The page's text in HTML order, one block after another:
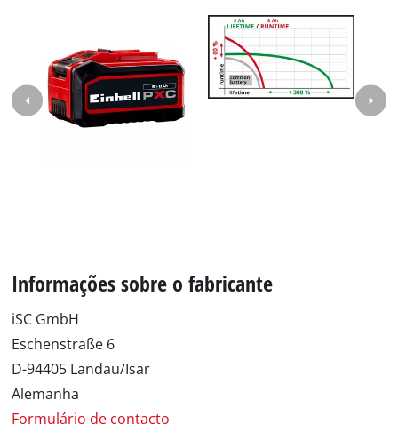
Informações sobre o fabricante
iSC GmbH
Eschenstraße 6
D-94405 Landau/Isar
Alemanha
Formulário de contacto